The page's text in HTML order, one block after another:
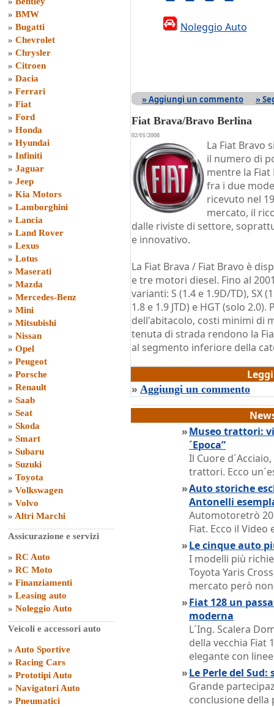
» BMW
» Bugatti
» Chevrolet
» Chrysler
» Citroen
» Dacia
» Ferrari
» Fiat
» Ford
» Honda
» Hyundai
» Infiniti
» Jaguar
» Jeep
» Kia Motors
» Lamborghini
» Lancia
» Land Rover
» Lexus
» Lotus
» Maserati
» Mazda
» Mercedes-Benz
» Mini
» Mitsubishi
» Nissan
» Opel
» Peugeot
» Porsche
» Renault
» Saab
» Seat
» Skoda
» Smart
» Subaru
» Suzuki
» Toyota
» Volkswagen
» Volvo
» Altri Marchi
Assicurazione e servizi
» RC Auto
» RC Moto
» Finanziamenti
» Leasing auto
» Noleggio Auto
Veicoli e accessori auto
» Auto Sportive
» Racing Cars
» Prototipi Auto
» Navigatori Auto
» Pneumatici
Noleggio Auto
» Aggiungi un commento »
Fiat Brava/Bravo Berlina
02/01/2008
La Fiat Bravo
il numero di
mentre la Fiat
fra i due
ricevuto nel
mercato, il
dalle riviste di settore,
e innovativo.
La Fiat Brava / Fiat Bravo è
e tre motori diesel. Fino al
varianti: S (1.4 e 1.9D/TD), SX
1.8 e 1.9 JTD) e HGT (solo
dell'abitacolo, costi minimi di
tenuta di strada rendono la
al segmento inferiore della
» Aggiungi un commento
»Museo trattori:
´Epoca”
Il Cuore
trattori. Ecco
»Auto storiche
Antonelli
Automotoretrò
Fiat. Ecco il
»Le cinque auto
I modelli più
Toyota Yaris
mercato però
»Fiat 128 un
moderna
L´Ing. Scalera
della vecchia Fiat
elegante con
»Le Perle del
Grande
conclusione della